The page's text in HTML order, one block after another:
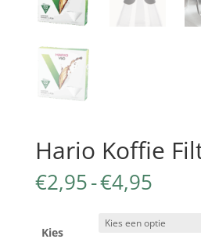
Hario Koffie
€2,95-€4,95
tot
€4,95
Kies